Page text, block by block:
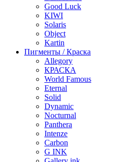
Good Luck
KIWI
Solaris
Object
Kartin
Пигменты / Краска
Allegory
КРАСКА
World Famous
Eternal
Solid
Dynamic
Nocturnal
Panthera
Intenze
Carbon
G INK